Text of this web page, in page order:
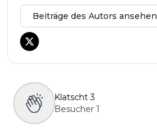
Beiträge des Autors ansehen
Klatscht 3
Besucher 1